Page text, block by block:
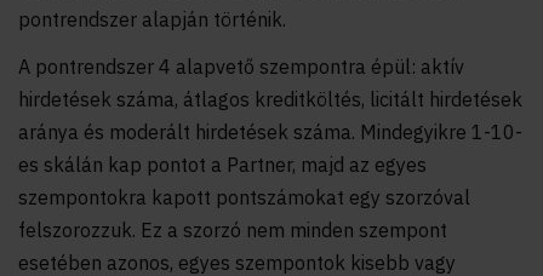
pontrendszer alapján történik.
A pontrendszer 4 alapvető szempontra épül: aktív
hirdetések száma, átlagos kreditköltés, licitált hirdetések
aránya és moderált hirdetések száma. Mindegyikre 1-10-
es skálán kap pontot a Partner, majd az egyes
szempontokra kapott pontszámokat egy szorzóval
felszorozzuk. Ez a szorzó nem minden szempont
esetében azonos, egyes szempontok kisebb vagy